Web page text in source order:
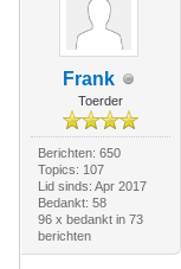
Frank
Toerder
Berichten: 650
Topics: 107
Lid sinds: Apr 2017
Bedankt: 58
96 x bedankt in 73
berichten